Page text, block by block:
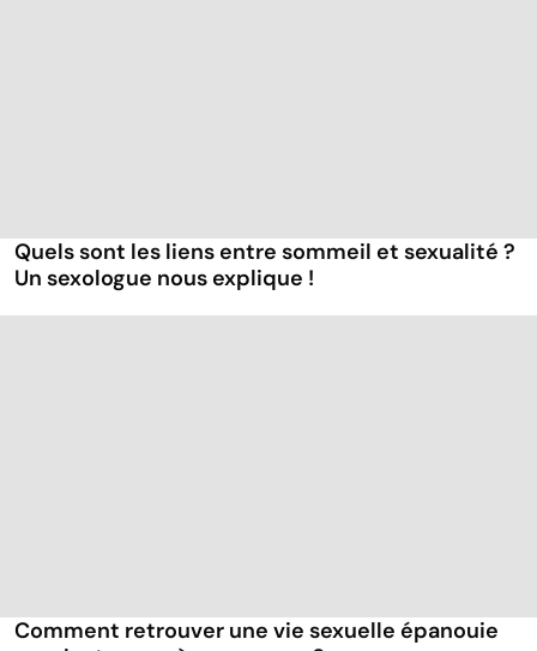
Quels sont les liens entre sommeil et sexualité ?
Un sexologue nous explique !
Comment retrouver une vie sexuelle épanouie